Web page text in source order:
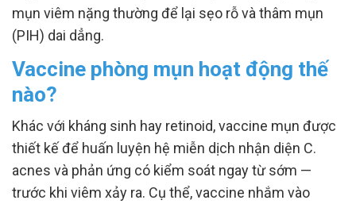
mụn viêm nặng thường để lại sẹo rỗ và thâm mụn
(PIH) dai dẳng.
Vaccine phòng mụn hoạt động thế
nào?
Khác với kháng sinh hay retinoid, vaccine mụn được
thiết kế để huấn luyện hệ miễn dịch nhận diện C.
acnes và phản ứng có kiểm soát ngay từ sớm —
trước khi viêm xảy ra. Cụ thể, vaccine nhắm vào